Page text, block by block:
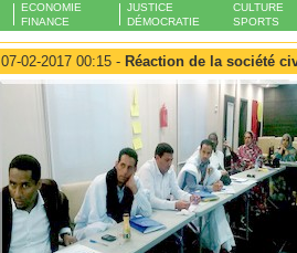
ECONOMIE
FINANCE
JUSTICE
DÉMOCRATIE
CULTURE
SPORTS
07-02-2017 00:15 - Réaction de la société